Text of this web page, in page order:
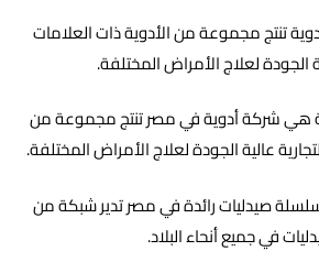
تنتج مجموعة من الأدوية ذات العلامات
الجودة لعلاج الأمراض المختلفة.
هي شركة أدوية في مصر تنتج مجموعة من
عالية الجودة لعلاج الأمراض المختلفة.
صيدليات رائدة في مصر تدير شبكة من
في جميع أنحاء البلاد.